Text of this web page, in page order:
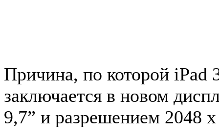
Причина, по которой iPad
заключается в новом
9,7” и разрешением 2048